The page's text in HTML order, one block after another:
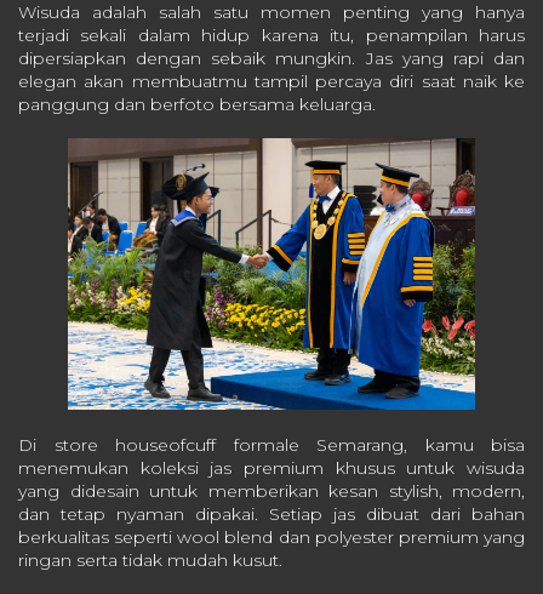
Wisuda adalah salah satu momen penting yang hanya
terjadi sekali dalam hidup karena itu, penampilan harus
dipersiapkan dengan sebaik mungkin. Jas yang rapi dan
elegan akan membuatmu tampil percaya diri saat naik ke
panggung dan berfoto bersama keluarga.
Di store houseofcuff formale Semarang, kamu bisa
menemukan koleksi jas premium khusus untuk wisuda
yang didesain untuk memberikan kesan stylish, modern,
dan tetap nyaman dipakai. Setiap jas dibuat dari bahan
berkualitas seperti wool blend dan polyester premium yang
ringan serta tidak mudah kusut.